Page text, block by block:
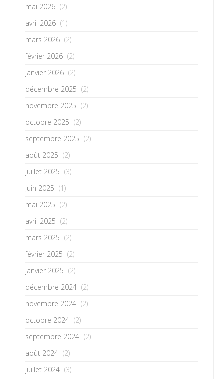
mai 2026 (2)
avril 2026 (1)
mars 2026 (2)
février 2026 (2)
janvier 2026 (2)
décembre 2025 (2)
novembre 2025 (2)
octobre 2025 (2)
septembre 2025 (2)
août 2025 (2)
juillet 2025 (3)
juin 2025 (1)
mai 2025 (2)
avril 2025 (2)
mars 2025 (2)
février 2025 (2)
janvier 2025 (2)
décembre 2024 (2)
novembre 2024 (2)
octobre 2024 (2)
septembre 2024 (2)
août 2024 (2)
juillet 2024 (3)